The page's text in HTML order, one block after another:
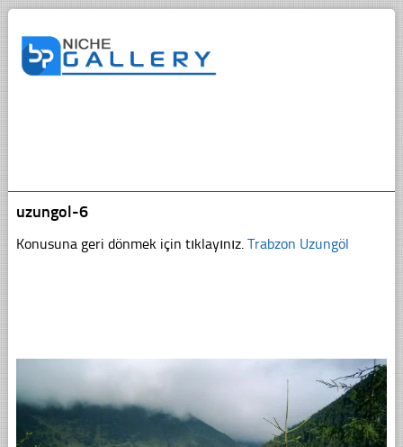
uzungol-6
Konusuna geri dönmek için tıklayınız. Trabzon Uzungöl